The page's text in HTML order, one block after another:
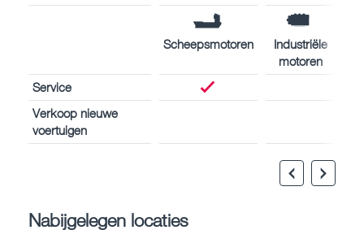
Scheepsmotoren
Industriële
motoren
Service
Verkoop nieuwe
voertuigen
Nabijgelegen locaties